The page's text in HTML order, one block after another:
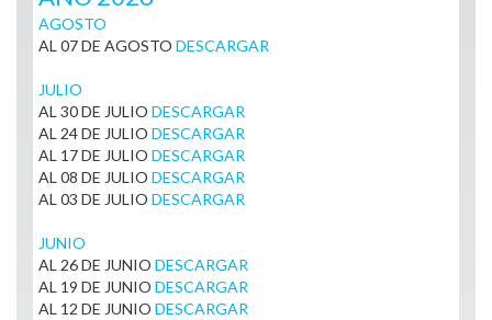
AGOSTO
AL 07 DE AGOSTO DESCARGAR
JULIO
AL 30 DE JULIO DESCARGAR
AL 24 DE JULIO DESCARGAR
AL 17 DE JULIO DESCARGAR
AL 08 DE JULIO DESCARGAR
AL 03 DE JULIO DESCARGAR
JUNIO
AL 26 DE JUNIO DESCARGAR
AL 19 DE JUNIO DESCARGAR
AL 12 DE JUNIO DESCARGAR